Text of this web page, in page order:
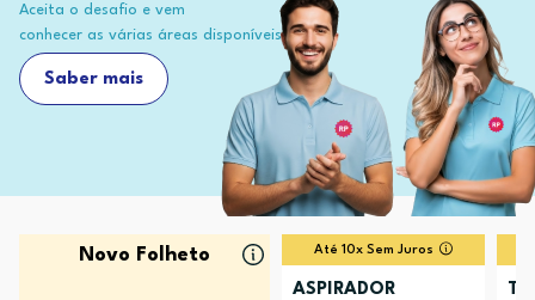
Aceita o desafio e vem
conhecer as várias áreas disponíveis
Saber mais
Novo Folheto Até 10x Sem Juros
ASPIRADOR
TV